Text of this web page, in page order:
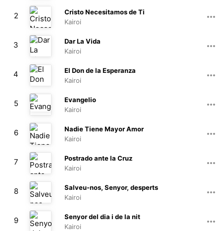
01:47
2
Cristo Necesitamos de Ti
Kairoi
02:32
3
Dar La Vida
Kairoi
04:47
4
El Don de la Esperanza
Kairoi
02:30
5
Evangelio
Kairoi
01:51
6
Nadie Tiene Mayor Amor
Kairoi
01:51
7
Postrado ante la Cruz
Kairoi
02:44
8
Salveu-nos, Senyor, desperts
Kairoi
01:49
9
Senyor del dia i de la nit
Kairoi